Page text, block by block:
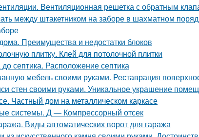
Вентиляционная решетка с обратным
между штакетником на заборе в шахматном
Преимущества и недостатки блоков
плитку. Клей для потолочной плитки
септика. Расположение септика
мебель своими руками. Реставрация
стен своими руками. Уникальное украшение
Частный дом на металлическом каркасе
системы. Д — Компрессорный отсек
Виды автоматических ворот для гаража